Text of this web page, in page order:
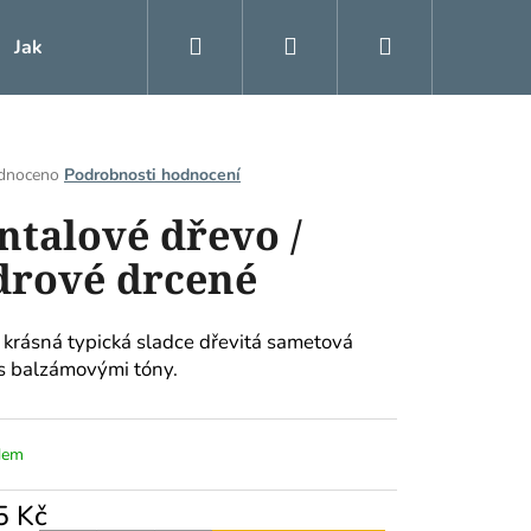
Jak vykuřovat Blog Přihlášení
Podrobnosti hodnocení
dřevo /
drcené
typická sladce dřevitá sametová
balzámovými tóny.
Kč MEXIKO /